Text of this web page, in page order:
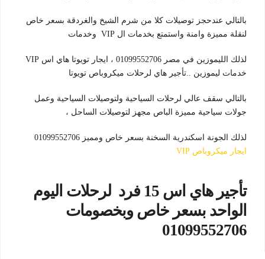
بالتالي عندحجز توصيلات كلا من شرم الشيخ والغردقة بسعر خاص
لنقلة مميزة وامنة واستمتع بخدمات ال VIP وخدمات
لذلك الليموزين في مصر 01099552706 ، ايجار تويوتا هاي اس VIP
خدمات ليموزين ..تأجير هاي لرحلات ميكروباص تويوتا
بالتالي سقف عالي لرحلات السياحية ولتوصيلات السياحية وعمل
جولات سياحية مميزة الباص مجهز لتوصيلات الساحل ،
لذلك الجونة اسكندرية السخنة بسعر خاص ومميز 01099552706
ايجار ميكروباص VIP
تأجير هاي اس 15 فرد لرحلات اليوم
الواحد بسعر خاص وبخصومات
01099552706